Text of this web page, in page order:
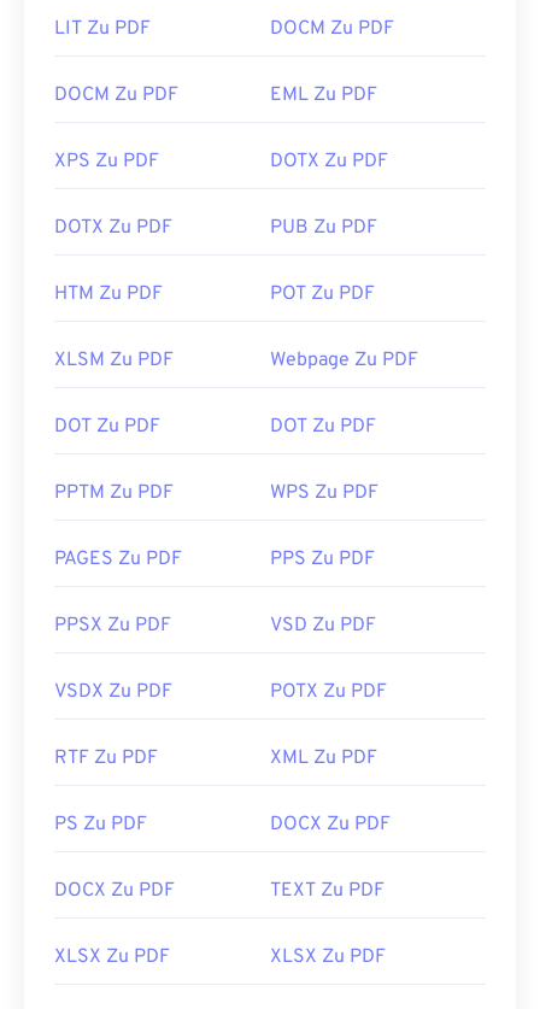
LIT Zu PDF DOCM Zu PDF
DOCM Zu PDF EML Zu PDF
XPS Zu PDF DOTX Zu PDF
DOTX Zu PDF PUB Zu PDF
HTM Zu PDF POT Zu PDF
XLSM Zu PDF Webpage Zu PDF
DOT Zu PDF DOT Zu PDF
PPTM Zu PDF WPS Zu PDF
PAGES Zu PDF PPS Zu PDF
PPSX Zu PDF VSD Zu PDF
VSDX Zu PDF POTX Zu PDF
RTF Zu PDF XML Zu PDF
PS Zu PDF DOCX Zu PDF
DOCX Zu PDF TEXT Zu PDF
XLSX Zu PDF XLSX Zu PDF